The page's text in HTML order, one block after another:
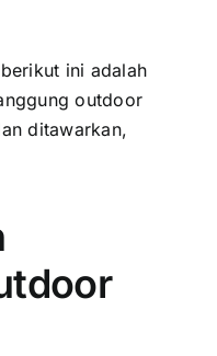
іnі аdаlаh
outdoor
ditawarkan,